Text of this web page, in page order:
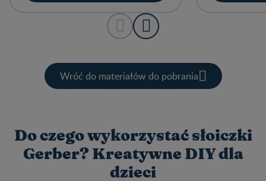
Wróć do materiałów do pobrania
Do czego wykorzystać słoiczki
Gerber? Kreatywne DIY dla
dzieci